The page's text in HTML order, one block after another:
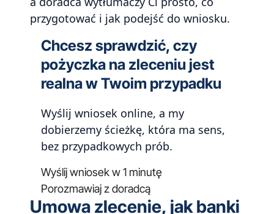
przygotować i jak podejść do wniosku.
Chcesz sprawdzić, czy
pożyczka na zleceniu jest
realna w Twoim przypadku
Wyślij wniosek online, a my
dobierzemy ścieżkę, która ma sens,
bez przypadkowych prób.
Wyślij wniosek w 1 minutę
Porozmawiaj z doradcą
Umowa zlecenie, jak banki